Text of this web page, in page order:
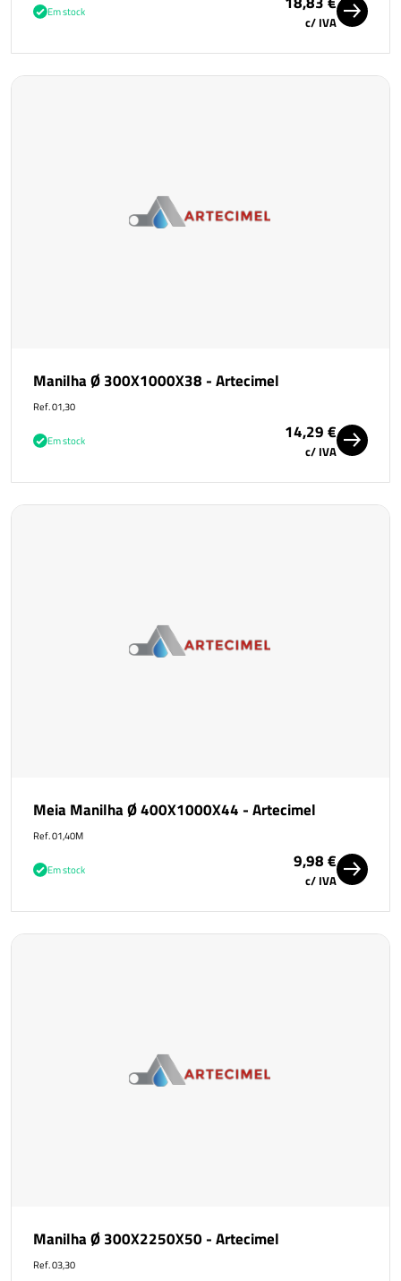
Em stock
c/ IVA
Manilha Ø 300X1000X38 - Artecimel
Ref. 01,30
Em stock 14,29 €
c/ IVA
Meia Manilha Ø 400X1000X44 - Artecimel
Ref. 01,40M
Em stock 9,98 €
c/ IVA
Manilha Ø 300X2250X50 - Artecimel
Ref. 03,30